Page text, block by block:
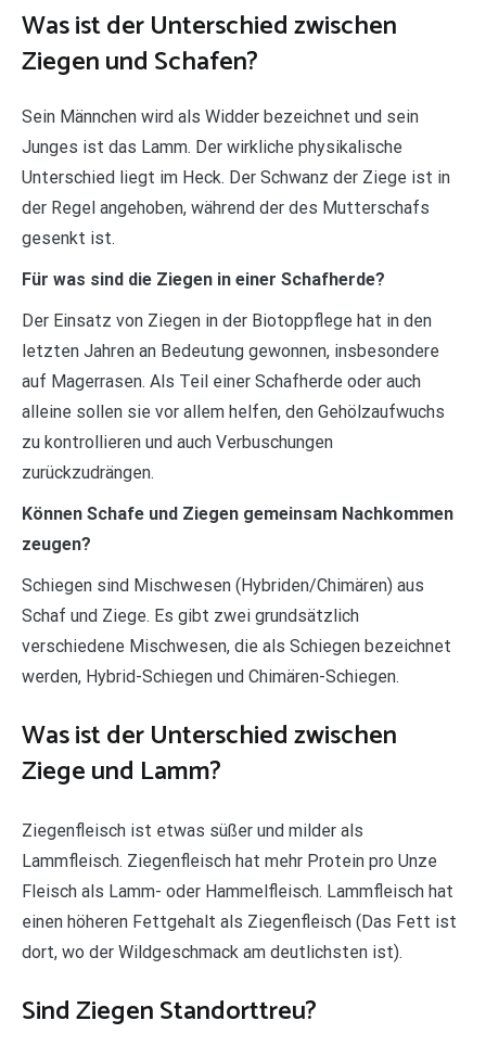
Was ist der Unterschied zwischen
Ziegen und Schafen?
Sein Männchen wird als Widder bezeichnet und sein
Junges ist das Lamm. Der wirkliche physikalische
Unterschied liegt im Heck. Der Schwanz der Ziege ist in
der Regel angehoben, während der des Mutterschafs
gesenkt ist.
Für was sind die Ziegen in einer Schafherde?
Der Einsatz von Ziegen in der Biotoppflege hat in den
letzten Jahren an Bedeutung gewonnen, insbesondere
auf Magerrasen. Als Teil einer Schafherde oder auch
alleine sollen sie vor allem helfen, den Gehölzaufwuchs
zu kontrollieren und auch Verbuschungen
zurückzudrängen.
Können Schafe und Ziegen gemeinsam Nachkommen
zeugen?
Schiegen sind Mischwesen (Hybriden/Chimären) aus
Schaf und Ziege. Es gibt zwei grundsätzlich
verschiedene Mischwesen, die als Schiegen bezeichnet
werden, Hybrid-Schiegen und Chimären-Schiegen.
Was ist der Unterschied zwischen
Ziege und Lamm?
Ziegenfleisch ist etwas süßer und milder als
Lammfleisch. Ziegenfleisch hat mehr Protein pro Unze
Fleisch als Lamm- oder Hammelfleisch. Lammfleisch hat
einen höheren Fettgehalt als Ziegenfleisch (Das Fett ist
dort, wo der Wildgeschmack am deutlichsten ist).
Sind Ziegen Standorttreu?